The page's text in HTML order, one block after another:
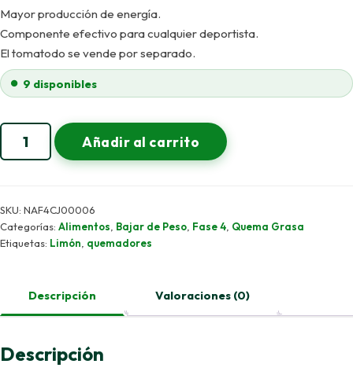
Mayor producción de energía.
Componente efectivo para cualquier deportista.
El tomatodo se vende por separado.
9 disponibles
TEOGEN
Caja
de
30
cantidad
Añadir al carrito
Alternative:
SKU: NAF4CJ00006
Categorías: Alimentos Bajar de Peso Fase 4 Quema Grasa
Etiquetas: Limón quemadores
Descripción Valoraciones (0)
Descripción